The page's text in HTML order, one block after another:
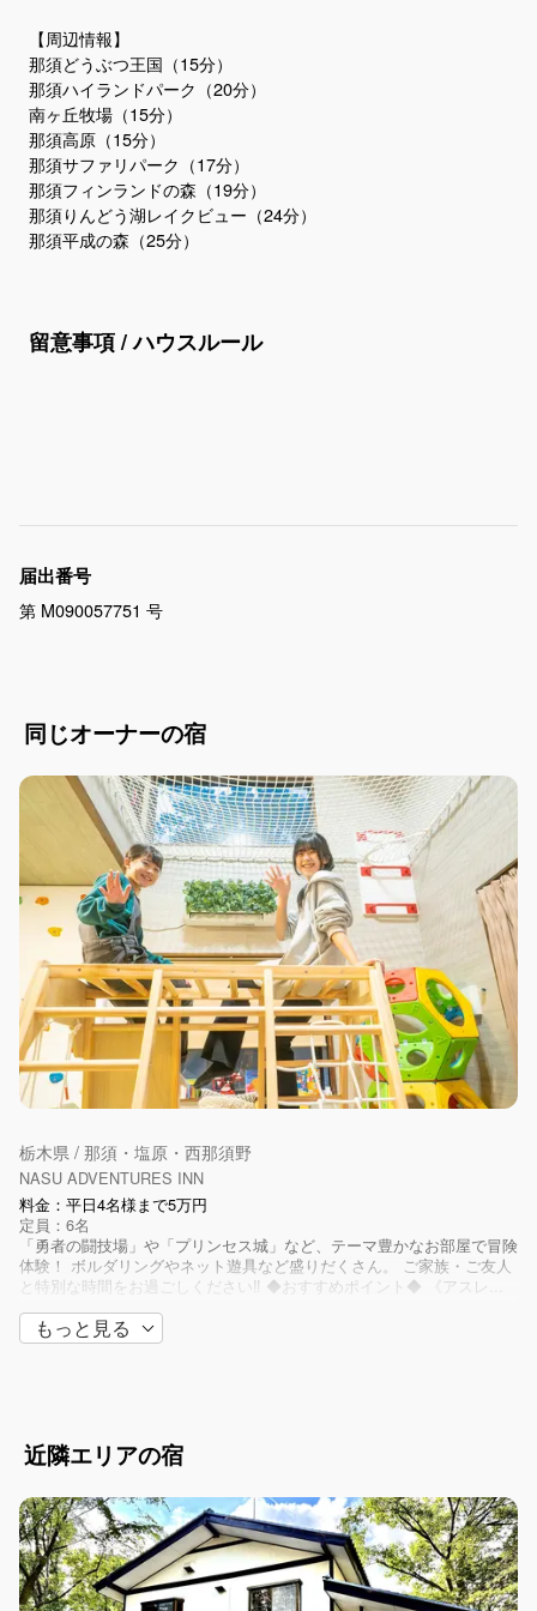
【周辺情報】
那須どうぶつ王国（15分）
那須ハイランドパーク（20分）
南ヶ丘牧場（15分）
那須高原（15分）
那須サファリパーク（17分）
那須フィンランドの森（19分）
那須りんどう湖レイクビュー（24分）
留意事項 / ハウスルール
届出番号
第 M090057751 号
同じオーナーの宿
栃木県 / 那須・塩原・西那須野
NASU ADVENTURES INN
料金：平日4名様まで5万円
定員：6名
「勇者の闘技場」や「プリンセス城」など、テーマ豊かなお部屋で冒険
体験！ ボルダリングやネット遊具など盛りだくさん。 ご家族・ご友人
と特別な時間をお過ごしください‼ ◆おすすめポイント◆ 《アスレ...
もっと見る
近隣エリアの宿